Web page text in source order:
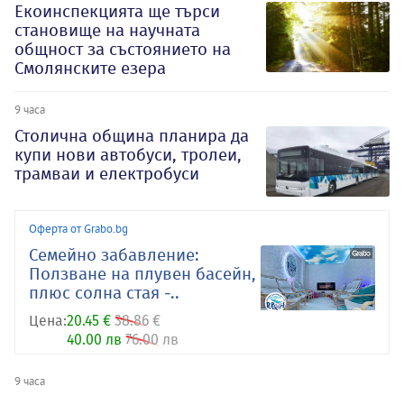
Екоинспекцията ще търси
становище на научната
общност за състоянието на
Смолянските езера
9 часа
Столична община планира да
купи нови автобуси, тролеи,
трамваи и електробуси
Оферта от Grabo.bg
Семейно забавление:
Ползване на плувен басейн,
плюс солна стая -..
Цена:20.45 € 38.86 €
40.00 лв 76.00 лв
9 часа